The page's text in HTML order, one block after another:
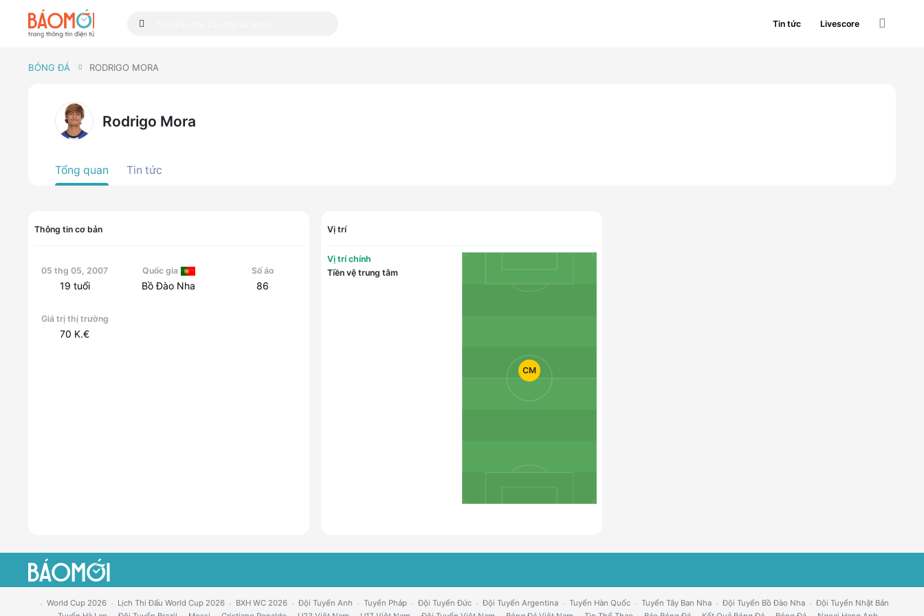
Tin tức Livescore
BÓNG ĐÁ RODRIGO MORA
Rodrigo Mora
Tổng quan Tin tức
Thông tin cơ bản
05 thg 05, 2007
19 tuổi
Quốc gia
Bồ Đào Nha
Số áo
86
Giá trị thị trường
70 K.€
Vị trí
Vị trí chính
Tiền vệ trung tâm
CM
World Cup 2026 Lịch Thi Đấu World Cup 2026 BXH WC 2026 Đội Tuyển Anh Tuyển Pháp Đội Tuyển Đức Đội Tuyển Argentina Tuyển Hàn Quốc Tuyển Tây Ban Nha Đội Tuyển Bồ Đào Nha
Đội Tuyển Nhật Bản